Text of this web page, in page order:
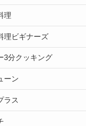
理
理ビギナーズ
3分クッキング
ーン
ラス